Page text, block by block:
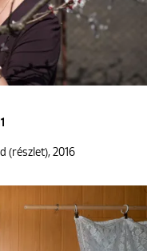
(részlet), 2016